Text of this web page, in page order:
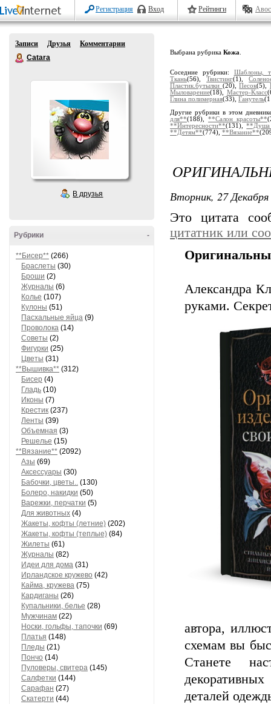
Регистрация Вход Рейтинги
Записи Друзья
Комментарии
Catara
В друзья
-
Рубрики
**Бисер** (266)
Браслеты (30)
Броши (2)
Журналы (6)
Колье (107)
Кулоны (51)
Пасхальные яйца (9)
Проволока (14)
Советы (2)
Фигурки (25)
Цветы (31)
**Вышивка** (312)
Бисер (4)
Гладь (10)
Иконы (7)
Крестик (237)
Ленты (39)
Объемная (3)
Решелье (15)
**Вязание** (2092)
Азы (69)
Аксессуары (30)
Бабочки, цветы.. (130)
Болеро, накидки (50)
Варежки, перчатки (5)
Для животных (4)
Жакеты, кофты (летние) (202)
Жакеты, кофты (теплые) (84)
Жилеты (61)
Журналы (82)
Идеи для дома (31)
Ирландское кружево (42)
Кайма, кружева (75)
Кардиганы (26)
Купальники, белье (28)
Мужчинам (22)
Носки, гольфы, тапочки (69)
Платья (148)
Пледы (21)
Пончо (14)
Пуловеры, свитера (145)
Салфетки (144)
Сарафан (27)
Скатерти (44)
Выбрана рубрика Кожа
Соседние рубрики: Шаблоны,
Ткань(56),Твистинг(1),
Пластик.бутылки (20),Песок(5),
Мыловарение(18), Мастер-Класс
Глина полимерная(33), Ганутель
Другие рубрики в этом
для**(188), **Салон красоты**
**Интересности**(131),**Душа
**Детям**(774), **Вязание**
Вторник, 27
Это цитата
цитатник или
Александра
руками.
автора,
схемам вы
Станете
деталей